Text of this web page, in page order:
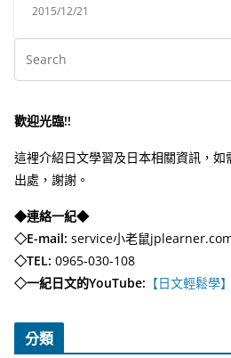
2015/12/21
歡迎光臨!!
這裡介紹日文學習及日本相關資訊，
出處，謝謝。
◆連絡一紀◆
◇E-mail: service小老鼠
◇TEL: 0965-030-108
◇一紀日文的YouTube: 【日文輕鬆學】
分類